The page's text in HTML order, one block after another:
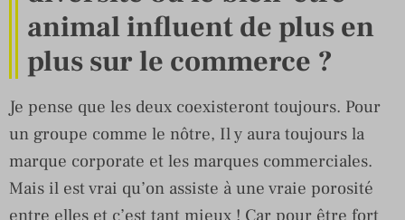
animal influent de plus en
plus sur le commerce ?
Je pense que les deux coexisteront toujours. Pour
un groupe comme le nôtre, Il y aura toujours la
marque corporate et les marques commerciales.
Mais il est vrai qu’on assiste à une vraie porosité
entre elles et c’est tant mieux ! Car pour être fort